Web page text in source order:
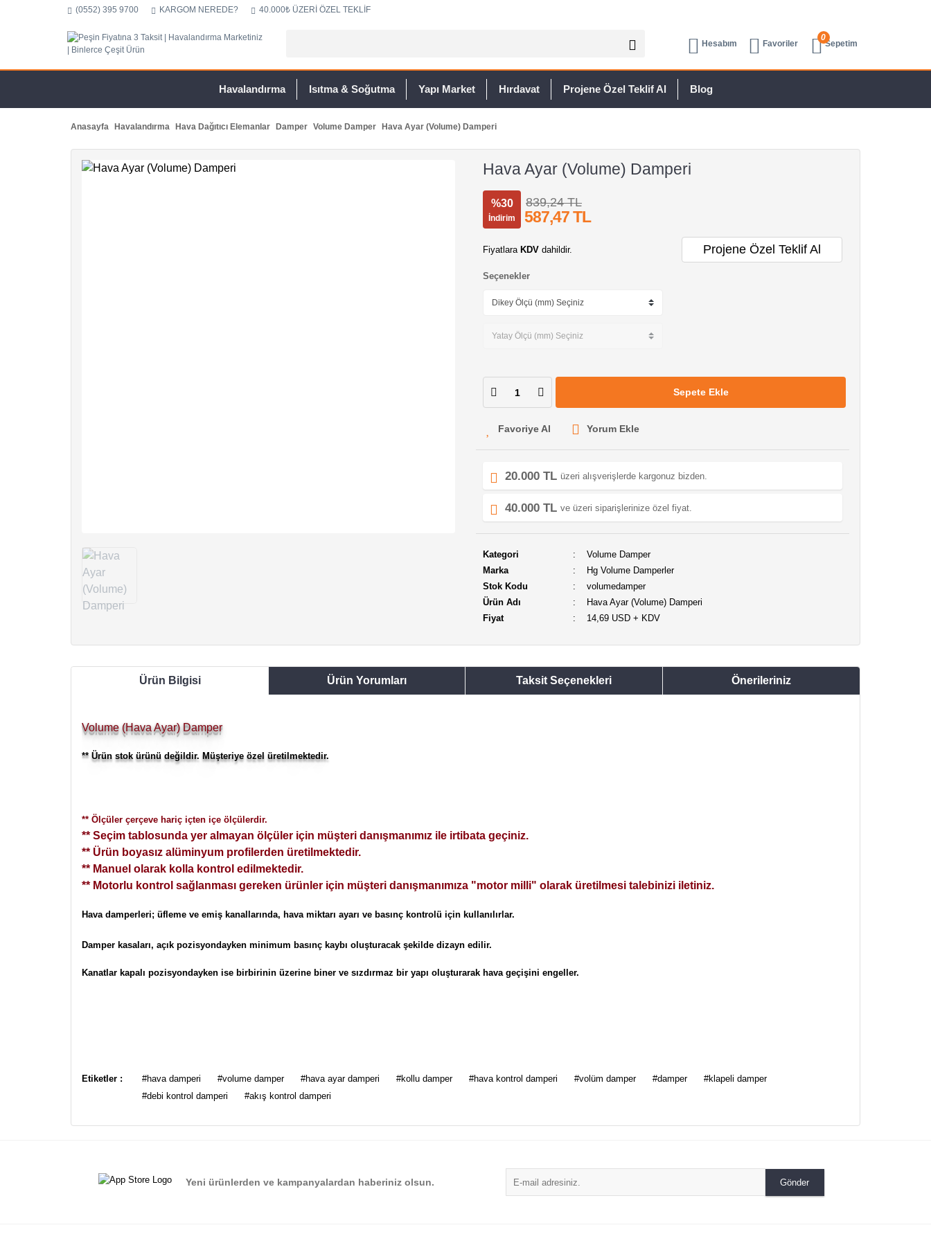
(0552) 395 9700 KARGOM NEREDE? 40.000₺ ÜZERİ ÖZEL TEKLİF
Hesabım Favoriler
0
Sepetim
Havalandırma Isıtma & Soğutma Yapı Market Hırdavat Projene Özel Teklif Al Blog
Anasayfa Havalandırma Hava Dağıtıcı Elemanlar Damper Volume Damper Hava Ayar (Volume) Damperi
Hava Ayar (Volume) Damperi
%30
İndirim
839,24 TL
587,47 TL
Fiyatlara KDV dahildir. Projene Özel Teklif Al
Seçenekler
Sepete Ekle
Yorum Ekle
20.000 TL üzeri alışverişlerde kargonuz bizden.
40.000 TL ve üzeri siparişlerinize özel fiyat.
Kategori
Volume Damper
Marka
Hg Volume Damperler
Stok Kodu
volumedamper
Ürün Adı
Hava Ayar (Volume) Damperi
Fiyat
14,69 USD + KDV
Ürün Bilgisi Ürün Yorumları Taksit Seçenekleri Önerileriniz
Volume (Hava Ayar) Damper
** Ürün stok ürünü değildir. Müşteriye özel üretilmektedir.
** Ölçüler çerçeve hariç içten içe ölçülerdir.
** Seçim tablosunda yer almayan ölçüler için müşteri danışmanımız ile irtibata geçiniz.
** Ürün boyasız alüminyum profilerden üretilmektedir.
** Manuel olarak kolla kontrol edilmektedir.
** Motorlu kontrol sağlanması gereken ürünler için müşteri danışmanımıza "motor milli" olarak üretilmesi talebinizi iletiniz.
Hava damperleri; üfleme ve emiş kanallarında, hava miktarı ayarı ve basınç kontrolü için kullanılırlar.
Damper kasaları, açık pozisyondayken minimum basınç kaybı oluşturacak şekilde dizayn edilir.
Kanatlar kapalı pozisyondayken ise birbirinin üzerine biner ve sızdırmaz bir yapı oluşturarak hava geçişini engeller.
Bu ürüne ilk yorumu siz yapın!
Ürün açıklamasında eksik bilgiler bulunuyor.
Bu ürüne benzer farklı alternatifler olmalı.
Etiketler : #hava damperi #volume damper #hava ayar damperi #kollu damper #hava kontrol damperi #volüm damper #damper
#klapeli damper
#debi kontrol damperi
#akış kontrol damperi
Yeni ürünlerden ve kampanyalardan haberiniz olsun. Gönder